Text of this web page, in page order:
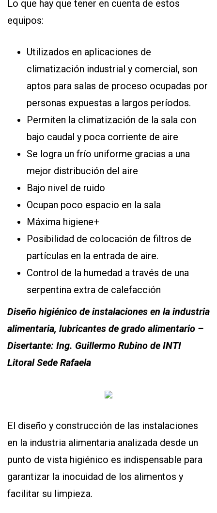
Lo que hay que tener en cuenta de estos
equipos:
Utilizados en aplicaciones de
climatización industrial y comercial, son
aptos para salas de proceso ocupadas por
personas expuestas a largos períodos.
Permiten la climatización de la sala con
bajo caudal y poca corriente de aire
Se logra un frío uniforme gracias a una
mejor distribución del aire
Bajo nivel de ruido
Ocupan poco espacio en la sala
Máxima higiene+
Posibilidad de colocación de filtros de
partículas en la entrada de aire.
Control de la humedad a través de una
serpentina extra de calefacción
Diseño higiénico de instalaciones en la industria
alimentaria, lubricantes de grado alimentario –
Disertante: Ing. Guillermo Rubino de INTI
Litoral Sede Rafaela
El diseño y construcción de las instalaciones
en la industria alimentaria analizada desde un
punto de vista higiénico es indispensable para
garantizar la inocuidad de los alimentos y
facilitar su limpieza.